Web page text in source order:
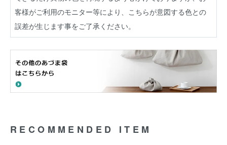
客様がご利用のモニター等により、こちらが意図する色との
誤差が生じます事をご了承ください。
RECOMMENDED ITEM